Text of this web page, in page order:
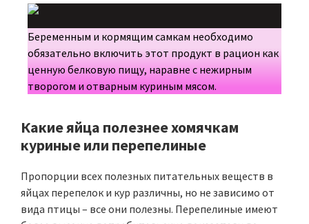
Беременным и кормящим самкам необходимо
обязательно включить этот продукт в рацион как
ценную белковую пищу, наравне с нежирным
творогом и отварным куриным мясом.
Какие яйца полезнее хомячкам
куриные или перепелиные
Пропорции всех полезных питательных веществ в
яйцах перепелок и кур различны, но не зависимо от
вида птицы – все они полезны. Перепелиные имеют